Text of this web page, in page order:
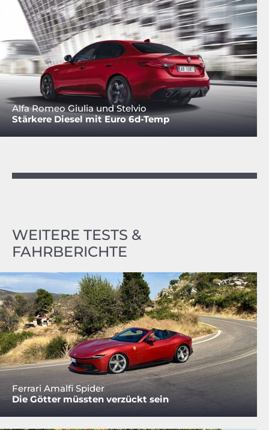
Alfa Romeo Giulia und Stelvio
Stärkere Diesel mit Euro 6d-Temp
WEITERE TESTS &
FAHRBERICHTE
Ferrari Amalfi Spider
Die Götter müssten verzückt sein